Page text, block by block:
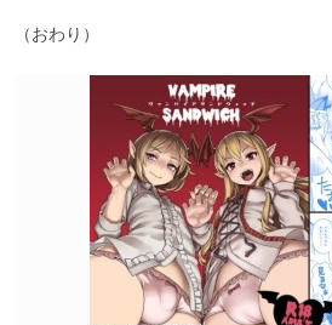
（おわり）